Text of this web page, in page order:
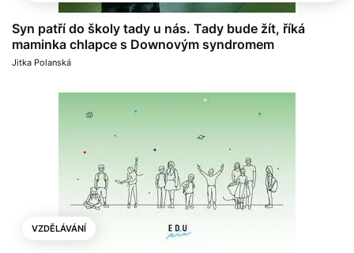
Syn patří do školy tady u nás. Tady bude žít, říká
maminka chlapce s Downovým syndromem
Jitka Polanská
VZDĚLÁVÁNÍ